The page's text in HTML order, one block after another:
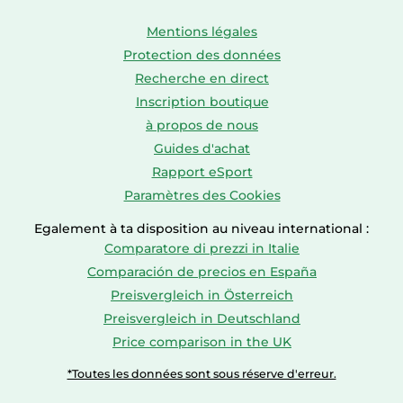
Mentions légales
Protection des données
Recherche en direct
Inscription boutique
à propos de nous
Guides d'achat
Rapport eSport
Paramètres des Cookies
Egalement à ta disposition au niveau international :
Comparatore di prezzi in Italie
Comparación de precios en España
Preisvergleich in Österreich
Preisvergleich in Deutschland
Price comparison in the UK
*Toutes les données sont sous réserve d'erreur.